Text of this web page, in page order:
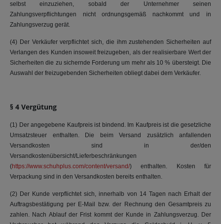
selbst einzuziehen, sobald der Unternehmer seinen
Zahlungsverpflichtungen nicht ordnungsgemäß nachkommt und in
Zahlungsverzug gerät.
(4) Der Verkäufer verpflichtet sich, die ihm zustehenden Sicherheiten auf
Verlangen des Kunden insoweit freizugeben, als der realisierbare Wert der
Sicherheiten die zu sichernde Forderung um mehr als 10 % übersteigt. Die
Auswahl der freizugebenden Sicherheiten obliegt dabei dem Verkäufer.
§ 4 Vergütung
(1) Der angegebene Kaufpreis ist bindend. Im Kaufpreis ist die gesetzliche
Umsatzsteuer enthalten. Die beim Versand zusätzlich anfallenden
Versandkosten sind in der/den
Versandkostenübersicht/Lieferbeschränkungen
(https://www.schuhplus.com/content/versand/) enthalten. Kosten für
Verpackung sind in den Versandkosten bereits enthalten.
(2) Der Kunde verpflichtet sich, innerhalb von 14 Tagen nach Erhalt der
Auftragsbestätigung per E-Mail bzw. der Rechnung den Gesamtpreis zu
zahlen. Nach Ablauf der Frist kommt der Kunde in Zahlungsverzug. Der